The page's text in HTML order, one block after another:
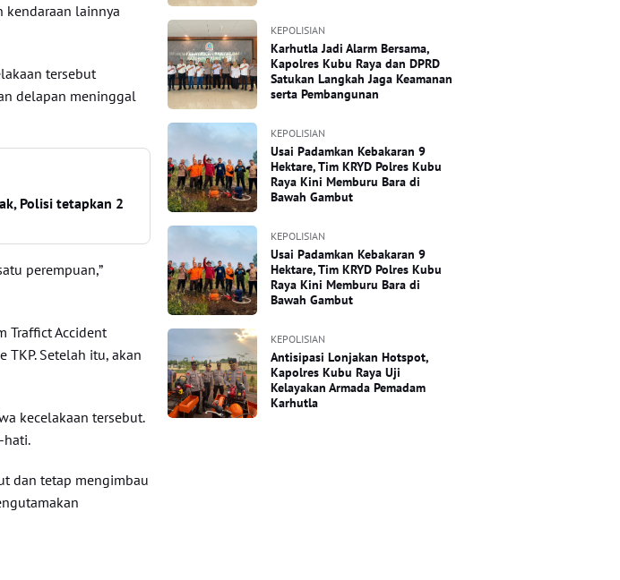
kendaraan lainnya
tersebut
delapan meninggal
Polisi tetapkan 2
perempuan,”
Traffict Accident
TKP. Setelah itu, akan
kecelakaan tersebut.
hati.
dan tetap mengimbau
KEPOLISIAN
Karhutla Jadi Alarm Bersama,
Kapolres Kubu Raya dan DPRD
Satukan Langkah Jaga Keamanan
serta Pembangunan
KEPOLISIAN
Usai Padamkan Kebakaran 9
Hektare, Tim KRYD Polres Kubu
Raya Kini Memburu Bara di
Bawah Gambut
KEPOLISIAN
Usai Padamkan Kebakaran 9
Hektare, Tim KRYD Polres Kubu
Raya Kini Memburu Bara di
Bawah Gambut
KEPOLISIAN
Antisipasi Lonjakan Hotspot,
Kapolres Kubu Raya Uji
Kelayakan Armada Pemadam
Karhutla